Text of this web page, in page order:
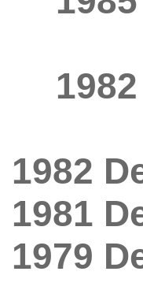
1982
1981
1979